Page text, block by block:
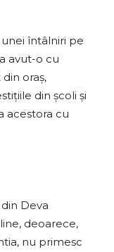
întâlniri pe
avut-o cu
oraş,
din şcoli şi
acestora cu
Deva
deoarece,
nu primesc